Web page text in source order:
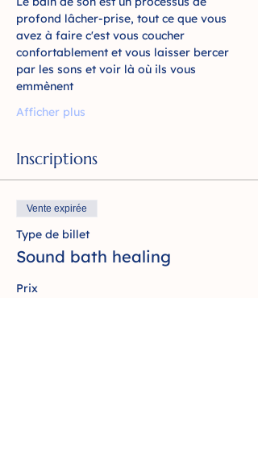
profond lâcher-prise, tout ce que vous
avez à faire c'est vous coucher
confortablement et vous laisser bercer
par les sons et voir là où ils vous
emmènent
Afficher plus
Inscriptions
Vente expirée
Type de billet
Sound bath healing
Prix